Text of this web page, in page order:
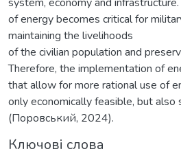
of energy becomes critical for
maintaining the livelihoods
of the civilian population and
Therefore, the implementation of
that allow for more rational use of
only economically feasible, but
(Поровський, 2024).
Ключові слова